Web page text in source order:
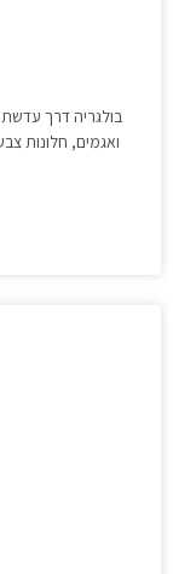
בולגריה דרך
ואגמים, חלונות